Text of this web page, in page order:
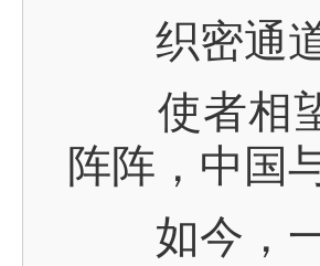
织密通道
使者相望
阵阵，中国
如今，一